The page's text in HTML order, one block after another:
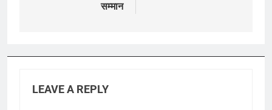
सम्मान
LEAVE A REPLY